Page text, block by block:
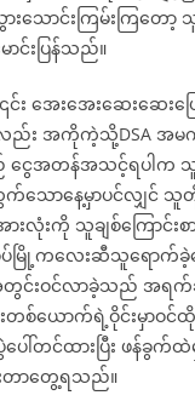
ောင်းကြမ်းကြတေ
င်းပြန်သည်။
ေးအေးဆေးဆေးပြ
လည်း အကိုကဲ့သို့DSA အမ
ငွေအတန်အသင့်ရပါက
က်သောနေ့မှာပင်လျှင်
းလုံးကို သူချစ်ကြောင်း
ယ်စပ်မြို့ကလေးဆီသူရေ
တွင်းဝင်လာခဲ့သည် အ
တစ်ယောက်ရဲ့ဝိုင်းမှာဝင်
ေါ်တင်ထားပြီး ဖန်ခွ
တာတွေ့ရသည်။